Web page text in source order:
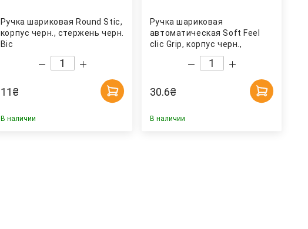
Ручка шариковая Round Stic,
корпус черн., стержень черн.
Bic
11₴
В наличии
Ручка шариковая
автоматическая Soft Feel
clic Grip, корпус черн.,
стержень черн. Bic
30.6₴
В наличии